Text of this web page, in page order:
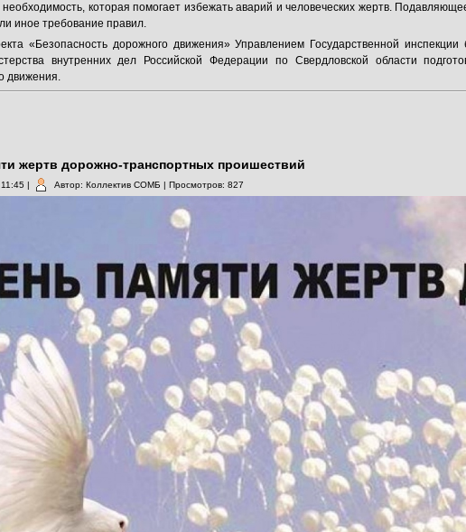
которая помогает избежать аварий и человеческих жертв.
иное требование правил.
«Безопасность дорожного движения» Управлением Государственной инспекции
внутренних дел Российской Федерации по Свердловской области
движения.
жертв дорожно-транспортных проишествий
| Автор: Коллектив СОМБ | Просмотров: 827